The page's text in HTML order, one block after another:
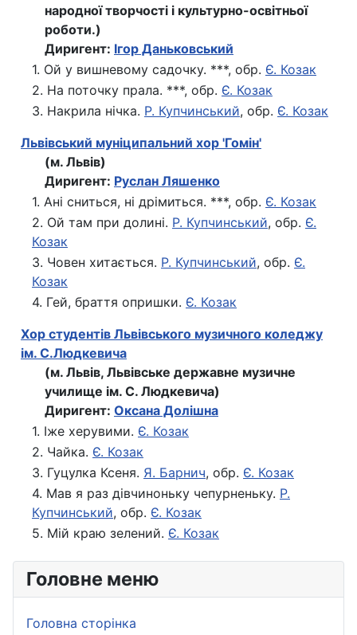
Головне меню
Головна сторінка
народної творчості і культурно-освітньої
роботи.)
Диригент: Ігор Даньковський
1. Ой у вишневому садочку. ***, обр. Є. Козак
2. На поточку прала. ***, обр. Є. Козак
3. Накрила нічка. Р. Купчинський, обр. Є. Козак
Львівський муніципальний хор 'Гомін'
(м. Львів)
Диригент: Руслан Ляшенко
1. Ані сниться, ні дрімиться. ***, обр. Є. Козак
2. Ой там при долині. Р. Купчинський, обр. Є.
Козак
3. Човен хитається. Р. Купчинський, обр. Є.
Козак
4. Гей, браття опришки. Є. Козак
Хор студентів Львівського музичного коледжу
ім. С.Людкевича
(м. Львів, Львівське державне музичне
училище ім. С. Людкевича)
Диригент: Оксана Долішна
1. Іже херувими. Є. Козак
2. Чайка. Є. Козак
3. Гуцулка Ксеня. Я. Барнич, обр. Є. Козак
4. Мав я раз дівчиноньку чепурненьку. Р.
Купчинський, обр. Є. Козак
5. Мій краю зелений. Є. Козак